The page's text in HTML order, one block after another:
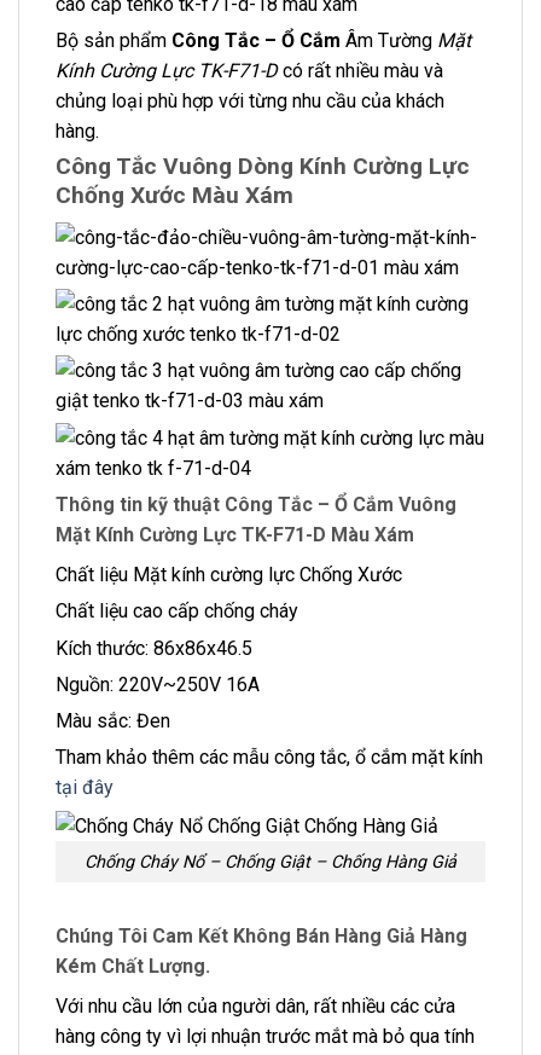
Bộ sản phẩm Công Tắc – Ổ Cắm Âm Tường Mặt
Kính Cường Lực TK-F71-Dcó rất nhiều màu và
chủng loại phù hợp với từng nhu cầu của khách
hàng.
Công Tắc Vuông Dòng Kính Cường Lực
Chống Xước Màu Xám
Thông tin kỹ thuật Công Tắc – Ổ Cắm Vuông
Mặt Kính Cường Lực TK-F71-D Màu Xám
Chất liệu Mặt kính cường lực Chống Xước
Chất liệu cao cấp chống cháy
Kích thước: 86x86x46.5
Nguồn: 220V~250V 16A
Màu sắc: Đen
Tham khảo thêm các mẫu công tắc, ổ cắm mặt kính
tại đây
Chống Cháy Nổ – Chống Giật – Chống Hàng Giả
Chúng Tôi Cam Kết Không Bán Hàng Giả Hàng
Kém Chất Lượng.
Với nhu cầu lớn của người dân, rất nhiều các cửa
hàng công ty vì lợi nhuận trước mắt mà bỏ qua tính